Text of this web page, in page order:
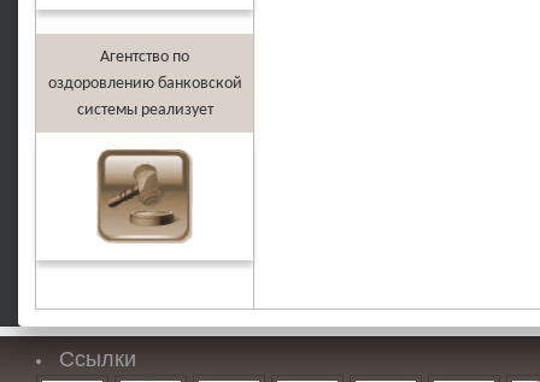
Агентство по
оздоровлению банковской
системы реализует
Ссылки